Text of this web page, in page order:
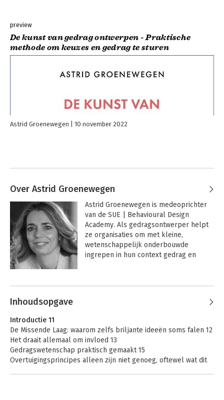
preview
De kunst van gedrag ontwerpen - Praktische
methode om keuzes en gedrag te sturen
Astrid Groenewegen 10 november 2022
Over Astrid Groenewegen
Astrid Groenewegen is medeoprichter
van de SUE | Behavioural Design
Academy. Als gedragsontwerper helpt
ze organisaties om met kleine,
wetenschappelijk onderbouwde
ingrepen in hun context gedrag en
eerste boek ‘De Kunst van Gedrag
Andere boeken door Astrid
Groenewegen
Inhoudsopgave
Introductie 11
De Missende Laag: waarom zelfs briljante ideeën soms falen 12
Het draait allemaal om invloed 13
Gedragswetenschap praktisch gemaakt 15
Overtuigingsprincipes alleen zijn niet genoeg, oftewel wat dit